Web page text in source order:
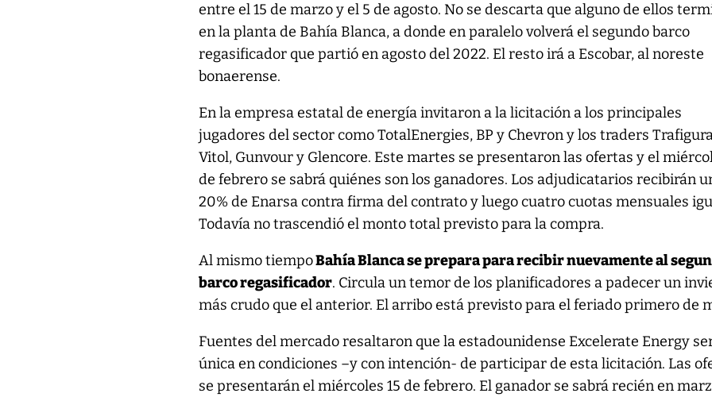
entre el 15 de marzo y el 5 de agosto. No se descarta que alguno de ellos
en la planta de Bahía Blanca, a donde en paralelo volverá el segundo barco
regasificador que partió en agosto del 2022. El resto irá a Escobar, al noreste
bonaerense.
En la empresa estatal de energía invitaron a la licitación a los principales
jugadores del sector como TotalEnergies, BP y Chevron y los traders
Vitol, Gunvour y Glencore. Este martes se presentaron las ofertas y el
de febrero se sabrá quiénes son los ganadores. Los adjudicatarios recibirán
20% de Enarsa contra firma del contrato y luego cuatro cuotas mensuales
Todavía no trascendió el monto total previsto para la compra.
Al mismo tiempoBahía Blanca se prepara para recibir nuevamente al
barco regasificador. Circula un temor de los planificadores a padecer un
más crudo que el anterior. El arribo está previsto para el feriado primero de
Fuentes del mercado resaltaron que la estadounidense Excelerate Energy
única en condiciones –y con intención- de participar de esta licitación. Las
se presentarán el miércoles 15 de febrero. El ganador se sabrá recién en